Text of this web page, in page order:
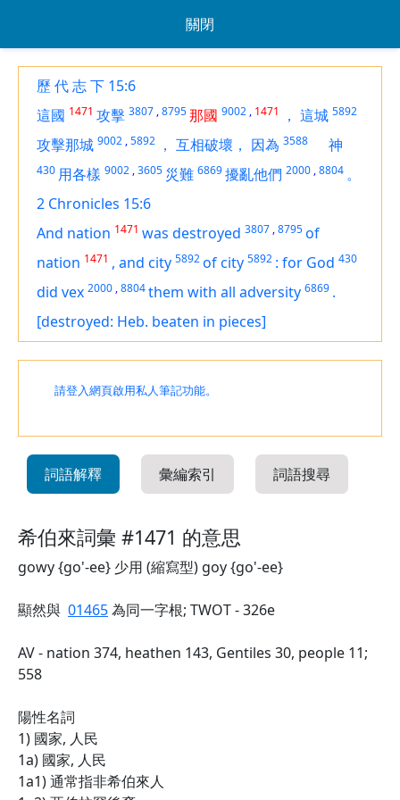
關閉
歷 代 志 下 15:6
這國 1471 攻擊 3807 ,8795那國 9002 , 1471 ， 這城 5892
攻擊那城 9002 ,5892 ， 互相破壞， 因為 3588 神
430 用各樣 9002 ,3605 災難 6869擾亂他們 2000 ,8804 。
2 Chronicles 15:6
And nation 1471 was destroyed 3807 ,8795of
nation 1471 , and city 5892of city 5892 : for God 430
did vex 2000 ,8804them with all adversity 6869 .
[destroyed: Heb. beaten in pieces]
請登入網頁啟用私人筆記功能。
詞語解釋 彙編索引 詞語搜尋
希伯來詞彙 #1471 的意思
gowy {go'-ee} 少用 (縮寫型) goy {go'-ee}
顯然與 01465為同一字根; TWOT - 326e
AV - nation 374, heathen 143, Gentiles 30, people 11;
558
陽性名詞
1) 國家, 人民
1a) 國家, 人民
1a1) 通常指非希伯來人